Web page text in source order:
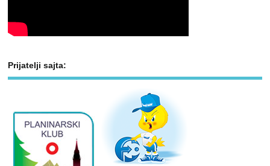
Prijatelji sajta: